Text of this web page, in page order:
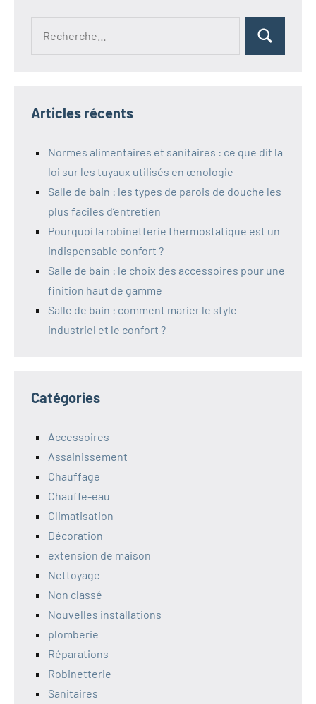
Rechercher
Articles récents
Normes alimentaires et sanitaires : ce que dit la
loi sur les tuyaux utilisés en œnologie
Salle de bain : les types de parois de douche les
plus faciles d’entretien
Pourquoi la robinetterie thermostatique est un
indispensable confort ?
Salle de bain : le choix des accessoires pour une
finition haut de gamme
Salle de bain : comment marier le style
industriel et le confort ?
Catégories
Accessoires
Assainissement
Chauffage
Chauffe-eau
Climatisation
Décoration
extension de maison
Nettoyage
Non classé
Nouvelles installations
plomberie
Réparations
Robinetterie
Sanitaires